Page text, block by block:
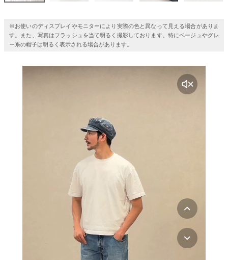
※お使いのディスプレイやモニターにより実際の色と異なって見える場合がありま
す。また、写真はフラッシュを当て明るく撮影しております。特にベージュやグレ
ー系の帽子は明るく表示される場合があります。